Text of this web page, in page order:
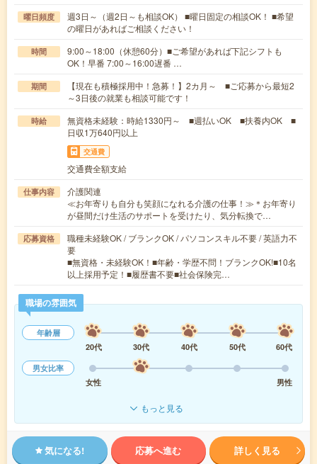
曜日頻度
週3日～（週2日～も相談OK） ■曜日固定の相談OK！ ■希望
の曜日があればご相談ください！
時間
9:00～18:00（休憩60分）■ご希望があれば下記シフトも
OK！早番 7:00～16:00遅番 …
期間
【現在も積極採用中！急募！】2カ月～ ■ご応募から最短2
～3日後の就業も相談可能です！
時給
無資格未経験：時給1330円～ ■週払いOK ■扶養内OK ■
日収1万640円以上
交通費
交通費全額支給
仕事内容
介護関連
≪お年寄りも自分も笑顔になれる介護の仕事！≫＊お年寄り
が昼間だけ生活のサポートを受けたり、気分転換で…
応募資格
職種未経験OK / ブランクOK / パソコンスキル不要 / 英語力不
要
■無資格・未経験OK！■年齢・学歴不問！ブランクOK!■10名
以上採用予定！■履歴書不要■社会保険完…
職場の雰囲気
年齢層
20代
30代 40代 50代
60代
男女比率
女性
男性
もっと見る
気になる! 応募へ進む 詳しく見る